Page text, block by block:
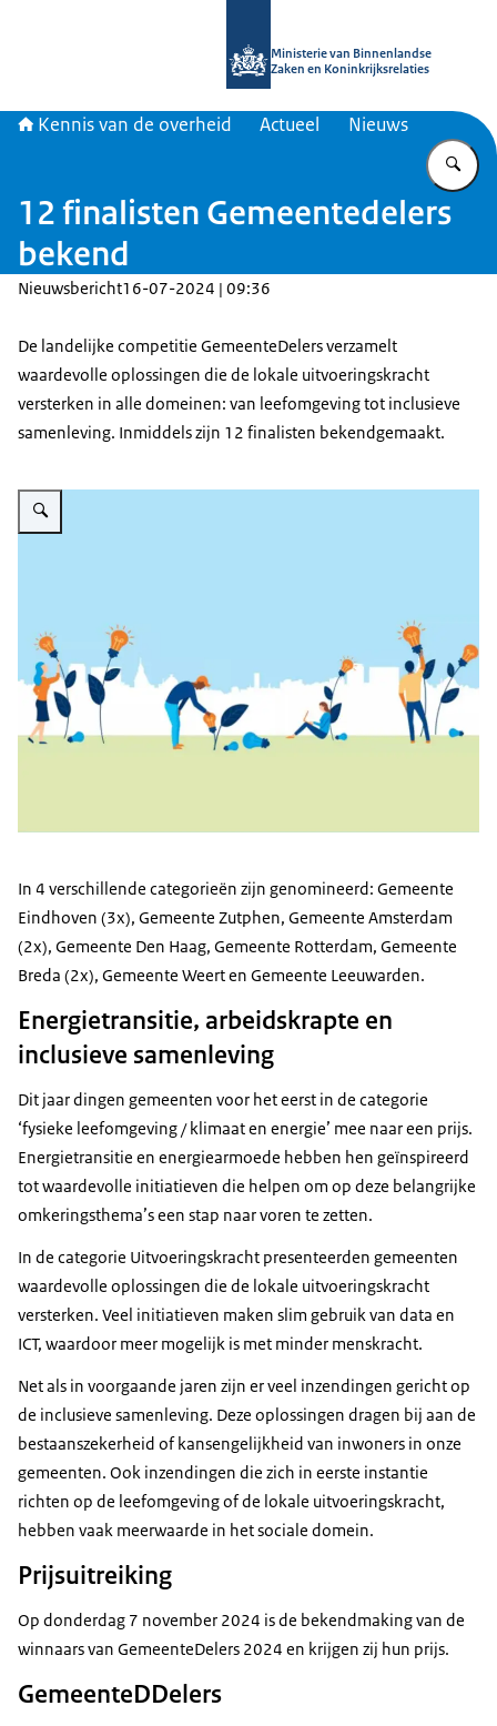
Ministerie van Binnenlandse
Zaken en Koninkrijksrelaties
Kennis van de overheid Actueel Nieuws
12 finalisten Gemeentedelers
bekend
Nieuwsbericht16-07-2024 | 09:36
De landelijke competitie GemeenteDelers verzamelt
waardevolle oplossingen die de lokale uitvoeringskracht
versterken in alle domeinen: van leefomgeving tot inclusieve
samenleving. Inmiddels zijn 12 finalisten bekendgemaakt.
Vergroot afbeelding Gemeentedelers
In 4 verschillende categorieën zijn genomineerd: Gemeente
Eindhoven (3x), Gemeente Zutphen, Gemeente Amsterdam
(2x), Gemeente Den Haag, Gemeente Rotterdam, Gemeente
Breda (2x), Gemeente Weert en Gemeente Leeuwarden.
Energietransitie, arbeidskrapte en
inclusieve samenleving
Dit jaar dingen gemeenten voor het eerst in de categorie
‘fysieke leefomgeving / klimaat en energie’ mee naar een prijs.
Energietransitie en energiearmoede hebben hen geïnspireerd
tot waardevolle initiatieven die helpen om op deze belangrijke
omkeringsthema’s een stap naar voren te zetten.
In de categorie Uitvoeringskracht presenteerden gemeenten
waardevolle oplossingen die de lokale uitvoeringskracht
versterken. Veel initiatieven maken slim gebruik van data en
ICT, waardoor meer mogelijk is met minder menskracht.
Net als in voorgaande jaren zijn er veel inzendingen gericht op
de inclusieve samenleving. Deze oplossingen dragen bij aan de
bestaanszekerheid of kansengelijkheid van inwoners in onze
gemeenten. Ook inzendingen die zich in eerste instantie
richten op de leefomgeving of de lokale uitvoeringskracht,
hebben vaak meerwaarde in het sociale domein.
Prijsuitreiking
Op donderdag 7 november 2024 is de bekendmaking van de
winnaars van GemeenteDelers 2024 en krijgen zij hun prijs.
GemeenteDDelers